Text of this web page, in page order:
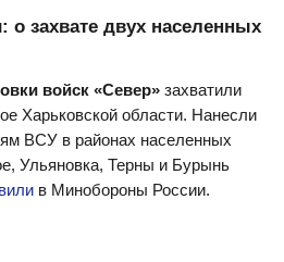
захвате двух населенных
войск «Север» захватили
Харьковской области. Нанесли
ВСУ в районах населенных
Ульяновка, Терны и Бурынь
в Минобороны России.